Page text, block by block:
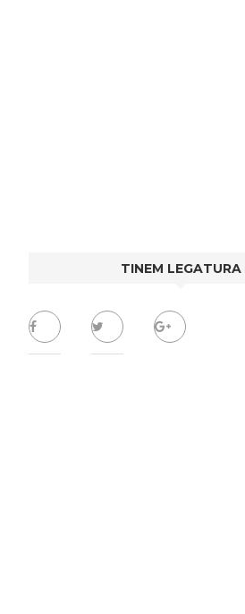
TINEM LEGATURA